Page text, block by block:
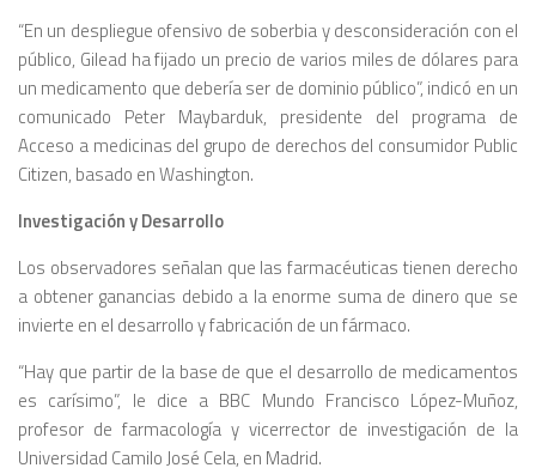
“En un despliegue ofensivo de soberbia y desconsideración con el
público, Gilead ha fijado un precio de varios miles de dólares para
un medicamento que debería ser de dominio público”, indicó en un
comunicado Peter Maybarduk, presidente del programa de
Acceso a medicinas del grupo de derechos del consumidor Public
Citizen, basado en Washington.
Investigación y Desarrollo
Los observadores señalan que las farmacéuticas tienen derecho
a obtener ganancias debido a la enorme suma de dinero que se
invierte en el desarrollo y fabricación de un fármaco.
“Hay que partir de la base de que el desarrollo de medicamentos
es carísimo”, le dice a BBC Mundo Francisco López-Muñoz,
profesor de farmacología y vicerrector de investigación de la
Universidad Camilo José Cela, en Madrid.